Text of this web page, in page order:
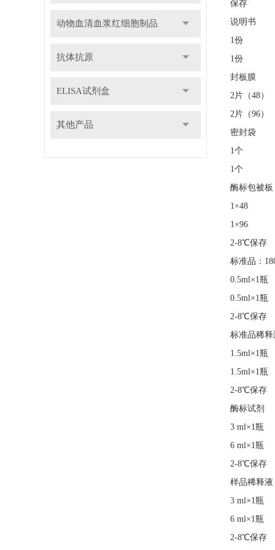
动物血清血浆红细胞制品
抗体抗原
ELISA试剂盒
其他产品
保存
说明书
1份
1份
封板膜
2片（48）
2片（96）
密封袋
1个
1个
酶标包被板
1×48
1×96
2-8℃保存
标准品：
0.5ml×1瓶
0.5ml×1瓶
2-8℃保存
标准品稀释
1.5ml×1瓶
1.5ml×1瓶
2-8℃保存
酶标试剂
3 ml×1瓶
6 ml×1瓶
2-8℃保存
样品稀释液
3 ml×1瓶
6 ml×1瓶
2-8℃保存